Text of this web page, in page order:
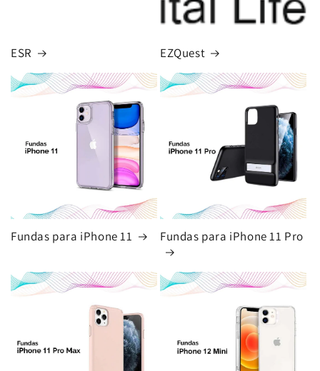
ESR EZQuest
Fundas para iPhone 11 Fundas para iPhone 11 Pro